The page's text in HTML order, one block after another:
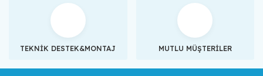
TEKNİK DESTEK&MONTAJ MUTLU MÜŞTERİLER